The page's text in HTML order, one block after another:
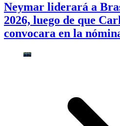
Neymar liderará a
2026, luego de que
convocara en la